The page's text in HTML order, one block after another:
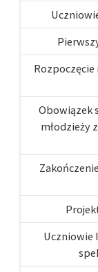
Rozpoczęcie
Obowiązek
młodzieży
Uczniowie